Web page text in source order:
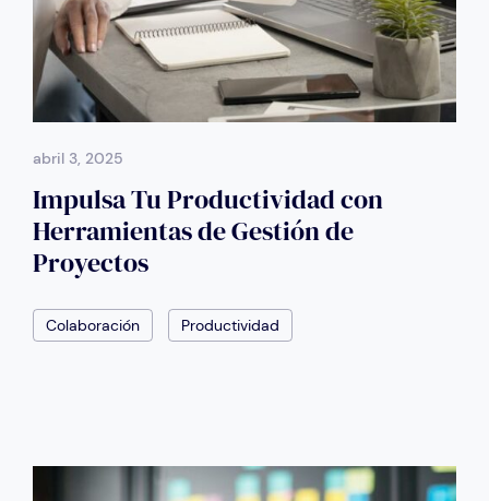
abril 3, 2025
Impulsa Tu Productividad con
Herramientas de Gestión de
Proyectos
Colaboración Productividad